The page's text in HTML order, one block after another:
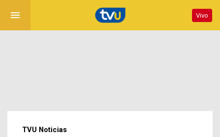
menu Vivo
TVU Noticias